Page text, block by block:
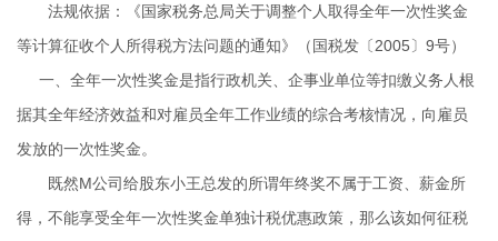
法规依据：
《国家税务总局关于调整个人取得全年一次性奖金
等计算征收个人所得税方法问题的通知》（国税发〔2005〕9号）
一、全年一次性奖金是指行政机关、企事业单位等扣缴义务人根
据其全年经济效益和对雇员全年工作业绩的综合考核情况，向雇员
发放的一次性奖金。
既然M公司给股东小王总发的所谓年终奖不属于工资、薪金所
得，不能享受全年一次性奖金单独计税优惠政策，那么该如何征税